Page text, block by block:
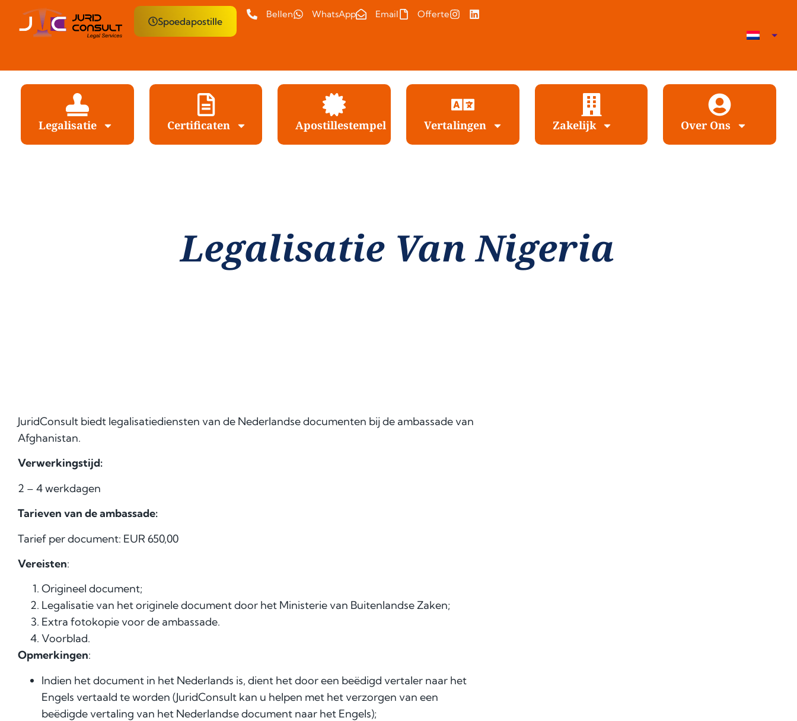
Spoedapostille
Bellen WhatsApp Email Offerte
Legalisatie Certificaten Apostillestempel Vertalingen Zakelijk Over Ons
Legalisatie Van Nigeria
JuridConsult biedt legalisatiediensten van de Nederlandse documenten bij de ambassade van
Afghanistan.
Verwerkingstijd:
2 – 4 werkdagen
Tarieven van de ambassade:
Tarief per document: EUR 650,00
Vereisten:
Origineel document;
Legalisatie van het originele document door het Ministerie van Buitenlandse Zaken;
Extra fotokopie voor de ambassade.
Voorblad.
Opmerkingen:
Indien het document in het Nederlands is, dient het door een beëdigd vertaler naar het
Engels vertaald te worden (JuridConsult kan u helpen met het verzorgen van een
beëdigde vertaling van het Nederlandse document naar het Engels);